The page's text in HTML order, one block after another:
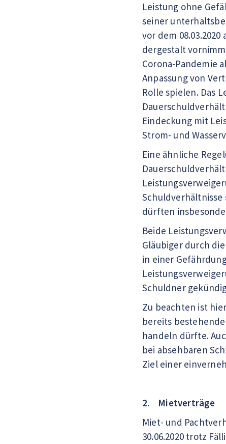
Leistung ohne
seiner
vor dem
dergestalt
Corona-Pandemie
Anpassung von
Rolle spielen. Das
Eindeckung mit
Strom- und
Eine ähnliche
Schuldverhältnisse
dürften
Beide
Gläubiger durch
in einer
Schuldner
Zu beachten ist
bereits
handeln dürfte.
bei absehbaren
Ziel einer
2. Mietverträge
Miet- und
30.06.2020 trotz